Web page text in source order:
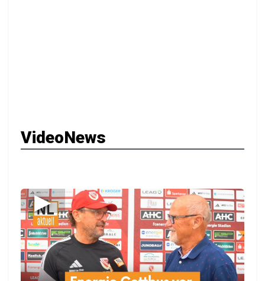
VideoNews
▶